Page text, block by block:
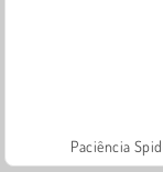
Paciência